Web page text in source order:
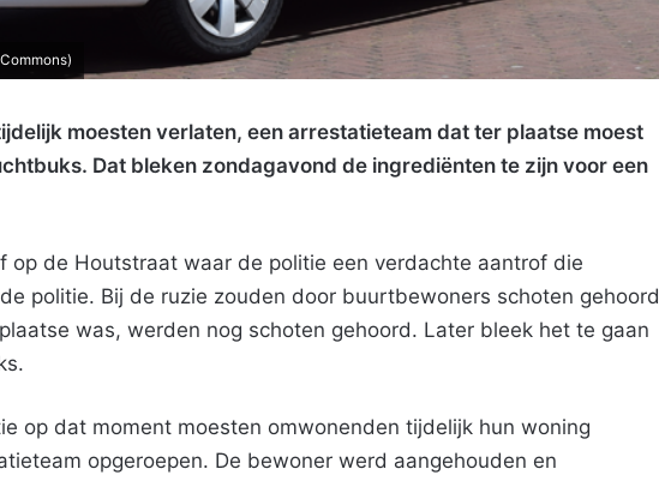
moesten verlaten, een arrestatieteam dat ter plaatse moest
Dat bleken zondagavond de ingrediënten te zijn voor een
op de Houtstraat waar de politie een verdachte aantrof die
politie. Bij de ruzie zouden door buurtbewoners schoten gehoord
was, werden nog schoten gehoord. Later bleek het te gaan
op dat moment moesten omwonenden tijdelijk hun woning
opgeroepen. De bewoner werd aangehouden en